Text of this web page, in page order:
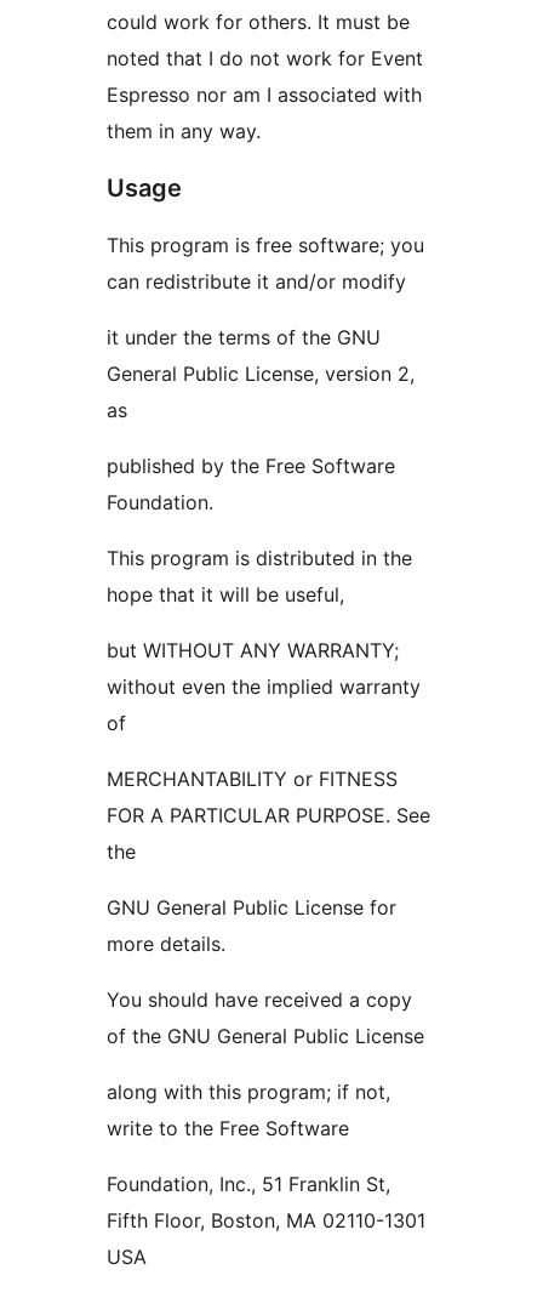
could work for others. It must be
noted that I do not work for Event
Espresso nor am I associated with
them in any way.
Usage
This program is free software; you
can redistribute it and/or modify
it under the terms of the GNU
General Public License, version 2,
as
published by the Free Software
Foundation.
This program is distributed in the
hope that it will be useful,
but WITHOUT ANY WARRANTY;
without even the implied warranty
of
MERCHANTABILITY or FITNESS
FOR A PARTICULAR PURPOSE. See
the
GNU General Public License for
more details.
You should have received a copy
of the GNU General Public License
along with this program; if not,
write to the Free Software
Foundation, Inc., 51 Franklin St,
Fifth Floor, Boston, MA 02110-1301
USA